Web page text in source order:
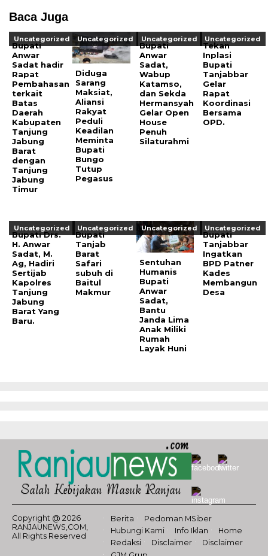
Baca Juga
Uncategorized
Bupati
Anwar
Sadat hadir
Rapat
Pembahasan
terkait
Batas
Daerah
Kabupaten
Tanjung
Jabung
Barat
dengan
Tanjung
Jabung
Timur
Uncategorized
Diduga
Sarang
Maksiat,
Aliansi
Rakyat
Peduli
Keadilan
Meminta
Bupati
Bungo
Tutup
Pegasus
Uncategorized
Bupati
Anwar
Sadat,
Wabup
Katamso,
dan Sekda
Hermansyah
Gelar Open
House
Penuh
Silaturahmi
Uncategorized
Tekan
Inplasi
Bupati
Tanjabbar
Gelar
Rapat
Koordinasi
Bersama
OPD.
Uncategorized
Bupati Drs.
H. Anwar
Sadat, M.
Ag, Hadiri
Sertijab
Kapolres
Tanjung
Jabung
Barat Yang
Baru.
Uncategorized
Bupati
Tanjab
Barat
Safari
subuh di
Baitul
Makmur
Uncategorized
Sentuhan
Humanis
Bupati
Anwar
Sadat,
Bantu
Janda Lima
Anak Miliki
Rumah
Layak Huni
Uncategorized
Bupati
Tanjabbar
Ingatkan
BPD Patner
Kades
Membangun
Desa
Copyright @ 2026
RANJAUNEWS,COM,
All Rights Reserved
Berita
Pedoman MSiber
Hubungi Kami
Info Iklan
Home
Redaksi
Disclaimer
Disclaimer